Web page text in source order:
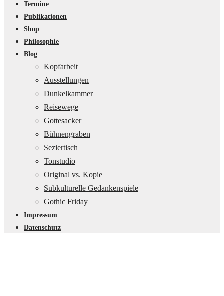
Termine
Publikationen
Shop
Philosophie
Blog
Kopfarbeit
Ausstellungen
Dunkelkammer
Reisewege
Gottesacker
Bühnengraben
Seziertisch
Tonstudio
Original vs. Kopie
Subkulturelle Gedankenspiele
Gothic Friday
Impressum
Datenschutz